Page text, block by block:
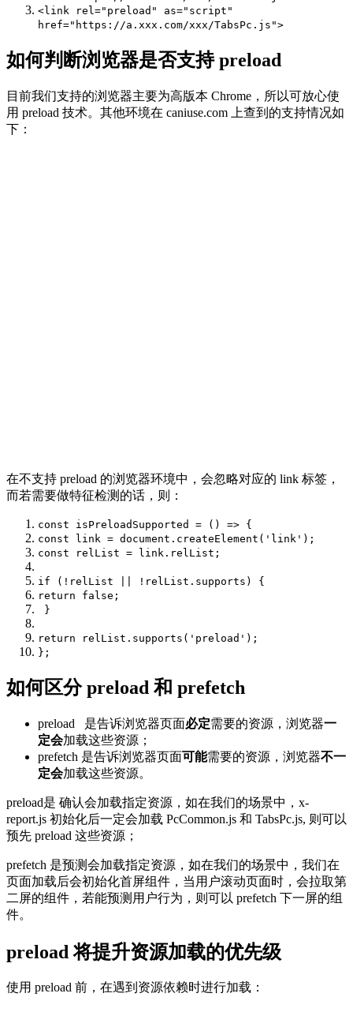
<link
rel ="preload" as="script"
href="https://a.xxx.com/xxx/TabsPc.js">
如何判断浏览器是否支持 preload
目前我们支持的浏览器主要为高版本 Chrome，所以可放心使
用 preload 技术。其他环境在 caniuse.com 上查到的支持情况如
下：
在不支持 preload 的浏览器环境中，会忽略对应的 link 标签，
而若需要做特征检测的话，则：
const isPreloadSupported = () => {
const link = document . createElement ( 'link' );
const relList = link . relList ;
if (! relList ! relList . supports )
{
return
false ;
}
return relList . supports ( 'preload' );
};
如何区分 preload 和 prefetch
preload 是告诉浏览器页面必定需要的资源，浏览器一
定会加载这些资源；
prefetch 是告诉浏览器页面可能需要的资源，浏览器不一
定会加载这些资源。
preload是 确认会加载指定资源，如在我们的场景中，x-
report.js 初始化后一定会加载 PcCommon.js 和 TabsPc.js, 则可以
预先 preload 这些资源；
prefetch 是预测会加载指定资源，如在我们的场景中，我们在
页面加载后会初始化首屏组件，当用户滚动页面时，会拉取第
二屏的组件，若能预测用户行为，则可以 prefetch 下一屏的组
件。
preload 将提升资源加载的优先级
使用 preload 前，在遇到资源依赖时进行加载：